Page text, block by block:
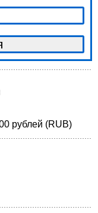
рублей (RUB)